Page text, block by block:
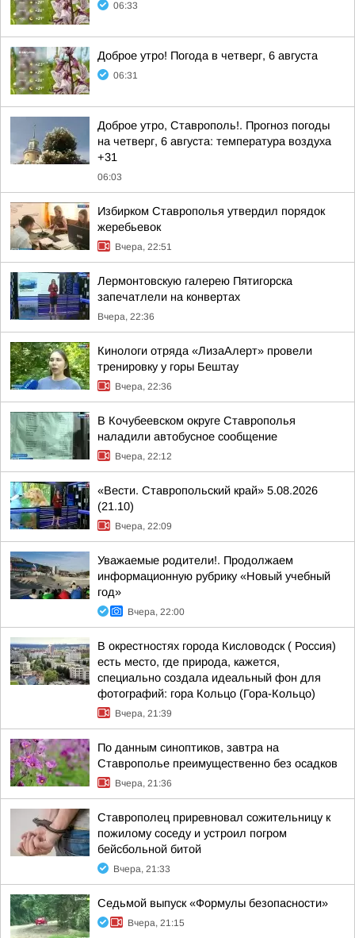
06:33
Доброе утро! Погода в четверг, 6 августа
06:31
Доброе утро, Ставрополь!. Прогноз погоды
на четверг, 6 августа: температура воздуха
+31
06:03
Избирком Ставрополья утвердил порядок
жеребьевок
Вчера, 22:51
Лермонтовскую галерею Пятигорска
запечатлели на конвертах
Вчера, 22:36
Кинологи отряда «ЛизаАлерт» провели
тренировку у горы Бештау
Вчера, 22:36
В Кочубеевском округе Ставрополья
наладили автобусное сообщение
Вчера, 22:12
«Вести. Ставропольский край» 5.08.2026
(21.10)
Вчера, 22:09
Уважаемые родители!. Продолжаем
информационную рубрику «Новый учебный
год»
Вчера, 22:00
В окрестностях города Кисловодск ( Россия)
есть место, где природа, кажется,
специально создала идеальный фон для
фотографий: гора Кольцо (Гора-Кольцо)
Вчера, 21:39
По данным синоптиков, завтра на
Ставрополье преимущественно без осадков
Вчера, 21:36
Ставрополец приревновал сожительницу к
пожилому соседу и устроил погром
бейсбольной битой
Вчера, 21:33
Седьмой выпуск «Формулы безопасности»
Вчера, 21:15